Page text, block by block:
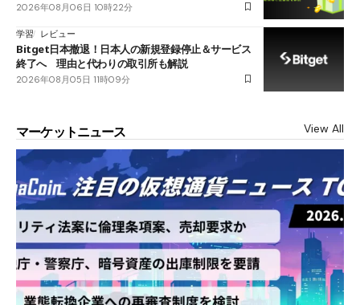
2026年08月06日 10時22分
学習 レビュー
Bitget日本撤退！日本人の新規登録停止＆サービス
終了へ 理由と代わりの取引所も解説
2026年08月05日 11時09分
マーケットニュース View All